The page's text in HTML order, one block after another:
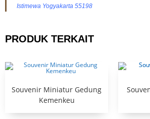
Istimewa Yogyakarta 55198
PRODUK TERKAIT
Souvenir Miniatur Gedung
Kemenkeu